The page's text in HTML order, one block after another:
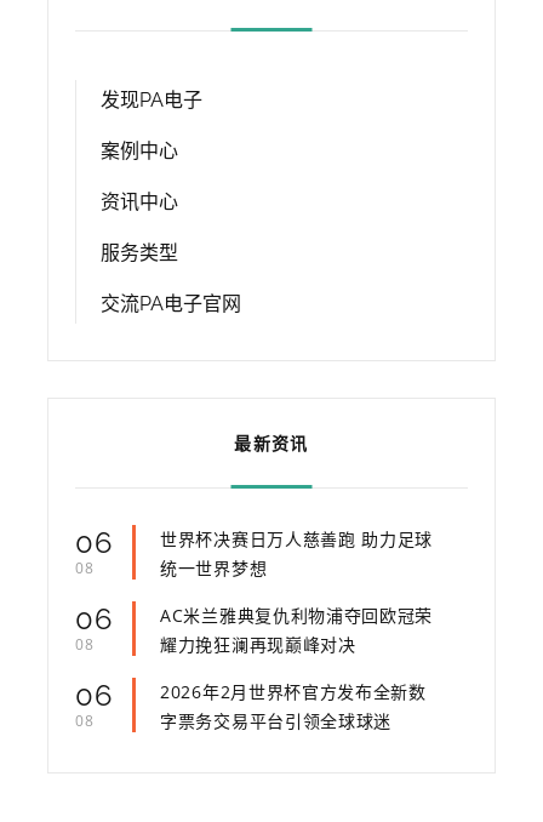
发现PA电子
案例中心
资讯中心
服务类型
交流PA电子官网
最新资讯
06
08
世界杯决赛日万人慈善跑 助力足球
统一世界梦想
06
08
AC米兰雅典复仇利物浦夺回欧冠荣
耀力挽狂澜再现巅峰对决
06
08
2026年2月世界杯官方发布全新数
字票务交易平台引领全球球迷